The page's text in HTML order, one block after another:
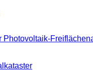
Photovoltaik-